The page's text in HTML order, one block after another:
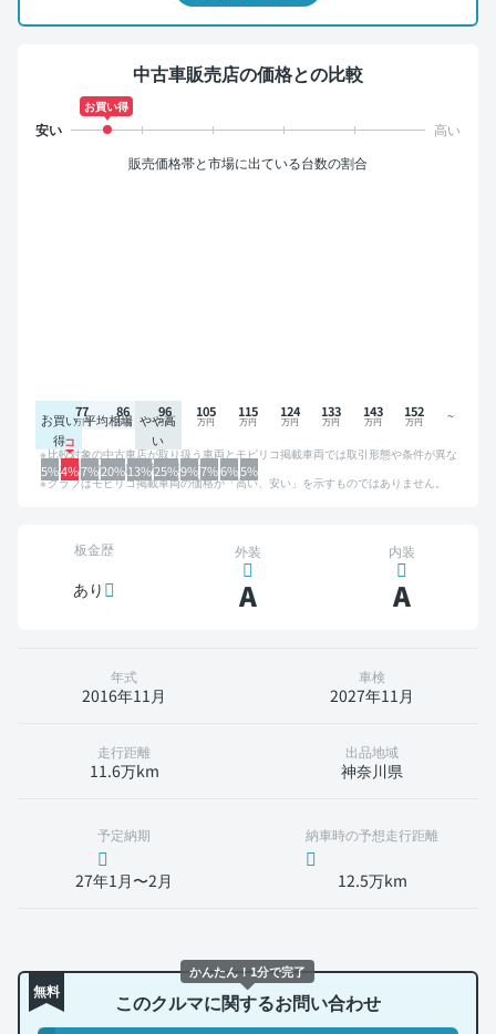
中古車販売店の価格との比較
お買い得
販売価格帯と市場に出ている台数の割合
お買い
得
平均相場 やや高
い
5%4%7%20%13%25%9%7%6%5%
77 86 96 105 115 124 133 143 152
比較対象の中古車店が取り扱う車両とモビリコ掲載車両では取引形態や条件が異な
るため、グラフは参考情報です。
グラフはモビリコ掲載車両の価格が「高い、安い」を示すものではありません。
板金歴
あり
外装
A
内装
A
年式
2016年11月
車検
2027年11月
走行距離
11.6万km
出品地域
神奈川県
予定納期
27年1月〜2月
納車時の予想走行距離
12.5万km
無料 このクルマに関するお問い合わせ
かんたん！1分で完了